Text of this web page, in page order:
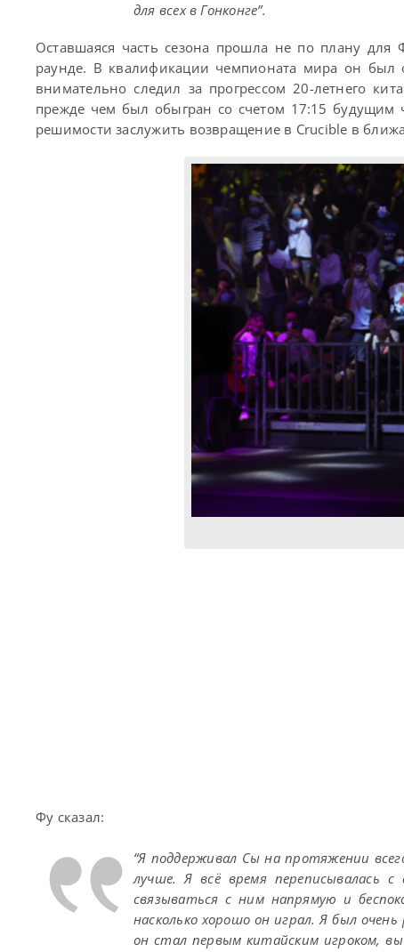
для всех в Гонконге”.
Оставшаяся часть сезона прошла не по плану
раунде. В квалификации чемпионата мира он был
внимательно следил за прогрессом 20-летнего
прежде чем был обыгран со счетом 17:15 будущим
решимости заслужить возвращение в Crucible в
Фу сказал:
“Я поддерживал Сы на протяжении
лучше. Я всё время переписывалась
связываться с ним напрямую и
насколько хорошо он играл. Я был
он стал первым китайским игроком,